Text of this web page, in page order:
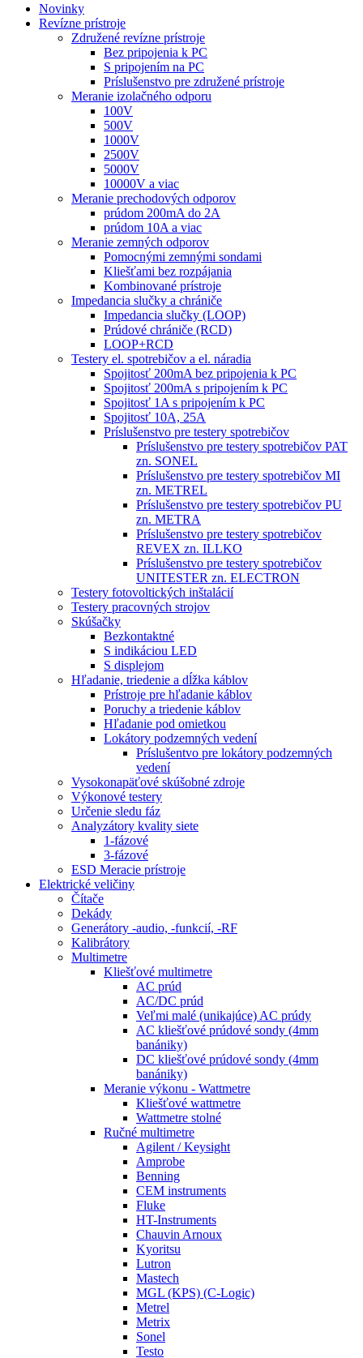
Novinky
Revízne prístroje
Združené revízne prístroje
Bez pripojenia k PC
S pripojením na PC
Príslušenstvo pre združené prístroje
Meranie izolačného odporu
100V
500V
1000V
2500V
5000V
10000V a viac
Meranie prechodových odporov
prúdom 200mA do 2A
prúdom 10A a viac
Meranie zemných odporov
Pomocnými zemnými sondami
Kliešťami bez rozpájania
Kombinované prístroje
Impedancia slučky a chrániče
Impedancia slučky (LOOP)
Prúdové chrániče (RCD)
LOOP+RCD
Testery el. spotrebičov a el. náradia
Spojitosť 200mA bez pripojenia k PC
Spojitosť 200mA s pripojením k PC
Spojitosť 1A s pripojením k PC
Spojitosť 10A, 25A
Príslušenstvo pre testery spotrebičov
Príslušenstvo pre testery spotrebičov PAT
zn. SONEL
Príslušenstvo pre testery spotrebičov MI
zn. METREL
Príslušenstvo pre testery spotrebičov PU
zn. METRA
Príslušenstvo pre testery spotrebičov
REVEX zn. ILLKO
Príslušenstvo pre testery spotrebičov
UNITESTER zn. ELECTRON
Testery fotovoltických inštalácií
Testery pracovných strojov
Skúšačky
Bezkontaktné
S indikáciou LED
S displejom
Hľadanie, triedenie a dĺžka káblov
Prístroje pre hľadanie káblov
Poruchy a triedenie káblov
Hľadanie pod omietkou
Lokátory podzemných vedení
Príslušentvo pre lokátory podzemných
vedení
Vysokonapäťové skúšobné zdroje
Výkonové testery
Určenie sledu fáz
Analyzátory kvality siete
1-fázové
3-fázové
ESD Meracie prístroje
Elektrické veličiny
Čítače
Dekády
Generátory -audio, -funkcií, -RF
Kalibrátory
Multimetre
Kliešťové multimetre
AC prúd
AC/DC prúd
Veľmi malé (unikajúce) AC prúdy
AC kliešťové prúdové sondy (4mm
banániky)
DC kliešťové prúdové sondy (4mm
banániky)
Meranie výkonu - Wattmetre
Kliešťové wattmetre
Wattmetre stolné
Ručné multimetre
Agilent / Keysight
Amprobe
Benning
CEM instruments
Fluke
HT-Instruments
Chauvin Arnoux
Kyoritsu
Lutron
Mastech
MGL (KPS) (C-Logic)
Metrel
Metrix
Sonel
Testo